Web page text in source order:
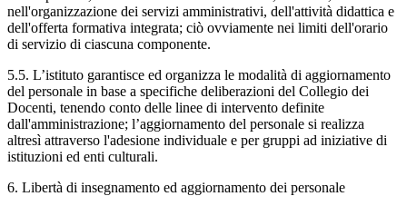
nell'organizzazione dei servizi amministrativi, dell'attività didattica e
dell'offerta formativa integrata; ciò ovviamente nei limiti dell'orario
di servizio di ciascuna componente.
5.5. L’istituto garantisce ed organizza le modalità di aggiornamento
del personale in base a specifiche deliberazioni del Collegio dei
Docenti, tenendo conto delle linee di intervento definite
dall'amministrazione; l’aggiornamento del personale si realizza
altresì attraverso l'adesione individuale e per gruppi ad iniziative di
istituzioni ed enti culturali.
6. Libertà di insegnamento ed aggiornamento dei personale